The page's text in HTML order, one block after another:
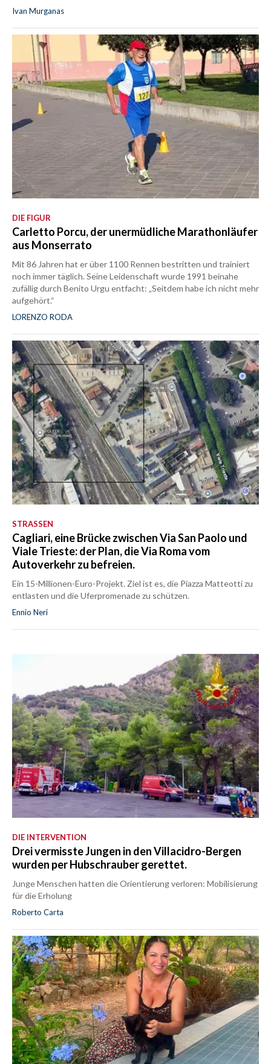
Ivan Murganas
DIE FIGUR
Carletto Porcu, der unermüdliche Marathonläufer
aus Monserrato
Mit 86 Jahren hat er über 1100 Rennen bestritten und trainiert
noch immer täglich. Seine Leidenschaft wurde 1991 beinahe
zufällig durch Benito Urgu entfacht: „Seitdem habe ich nicht mehr
aufgehört.“
LORENZO RODA
STRASSEN
Cagliari, eine Brücke zwischen Via San Paolo und
Viale Trieste: der Plan, die Via Roma vom
Autoverkehr zu befreien.
Ein 15-Millionen-Euro-Projekt. Ziel ist es, die Piazza Matteotti zu
entlasten und die Uferpromenade zu schützen.
Ennio Neri
DIE INTERVENTION
Drei vermisste Jungen in den Villacidro-Bergen
wurden per Hubschrauber gerettet.
Junge Menschen hatten die Orientierung verloren: Mobilisierung
für die Erholung
Roberto Carta